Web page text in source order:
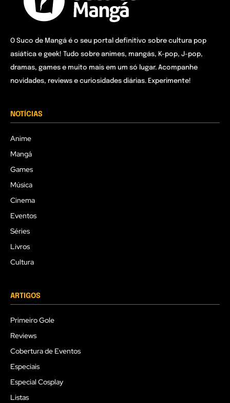
O Suco de Mangá é o seu portal definitivo sobre cultura pop
asiática e geek! Tudo sobre animes, mangás, K-pop, J-pop,
dramas, games e muito mais em um só lugar. Acompanhe
novidades, reviews e curiosidades diárias. Experimente!
NOTÍCIAS
Anime
Mangá
Games
Música
Cinema
Eventos
Séries
Livros
Cultura
ARTIGOS
Primeiro Gole
Reviews
Cobertura de Eventos
Especiais
Especial Cosplay
Listas